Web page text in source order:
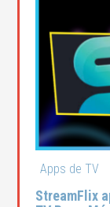
Apps de TV
StreamFlix